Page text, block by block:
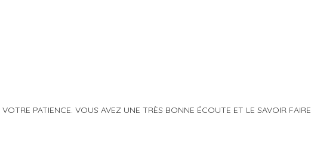
PATIENCE. VOUS AVEZ UNE TRÈS BONNE ÉCOUTE ET LE SAVOIR FAIRE